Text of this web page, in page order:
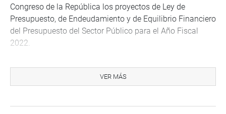
Congreso de la República los proyectos de Ley de
Presupuesto, de Endeudamiento y de Equilibrio Financiero
del Presupuesto del Sector Público para el Año Fiscal
2022.
Apertura (PIA) para el año 2022 asciende a S/ 197 002
269 014, monto que representa un incremento de 7.6 %
VER MÁS